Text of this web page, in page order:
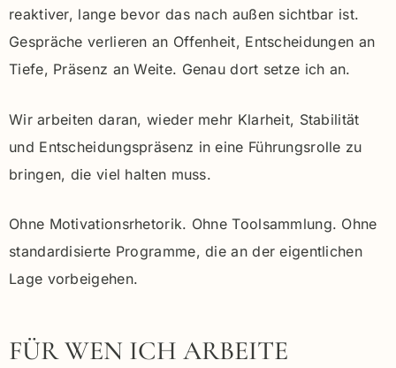
reaktiver, lange bevor das nach außen sichtbar ist.
Gespräche verlieren an Offenheit, Entscheidungen an
Tiefe, Präsenz an Weite. Genau dort setze ich an.
Wir arbeiten daran, wieder mehr Klarheit, Stabilität
und Entscheidungspräsenz in eine Führungsrolle zu
bringen, die viel halten muss.
Ohne Motivationsrhetorik. Ohne Toolsammlung. Ohne
standardisierte Programme, die an der eigentlichen
Lage vorbeigehen.
FÜR WEN ICH ARBEITE